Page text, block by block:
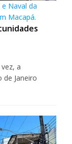
Naval da
Macapá.
a
de Janeiro